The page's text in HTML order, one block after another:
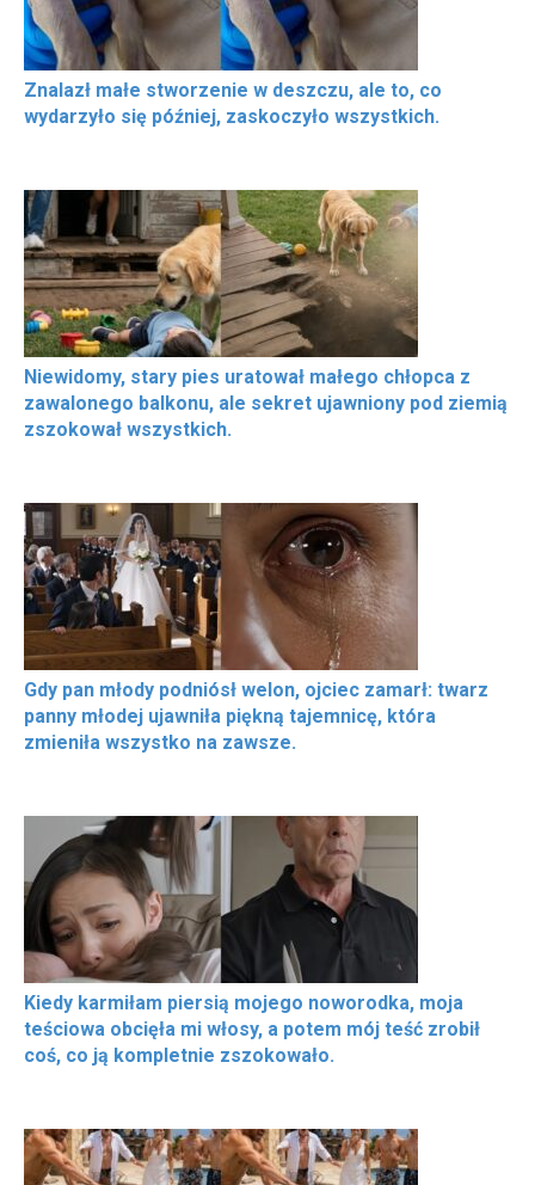
Znalazł małe stworzenie w deszczu, ale to, co
wydarzyło się później, zaskoczyło wszystkich.
Niewidomy, stary pies uratował małego chłopca z
zawalonego balkonu, ale sekret ujawniony pod ziemią
zszokował wszystkich.
Gdy pan młody podniósł welon, ojciec zamarł: twarz
panny młodej ujawniła piękną tajemnicę, która
zmieniła wszystko na zawsze.
Kiedy karmiłam piersią mojego noworodka, moja
teściowa obcięła mi włosy, a potem mój teść zrobił
coś, co ją kompletnie zszokowało.